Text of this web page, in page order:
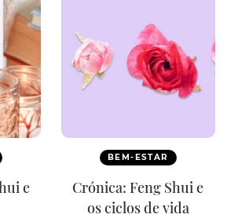
e
BEM-ESTAR
Crónica: Feng Shui e
os ciclos de vida